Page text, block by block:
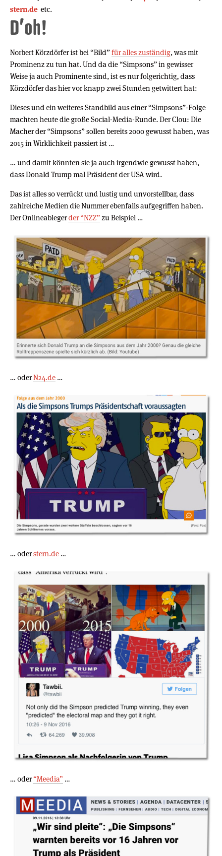
stern.de etc.
D’oh!
Norbert Körzdörfer ist bei “Bild”für alles zuständig, was mit
Prominenz zu tun hat. Und da die “Simpsons” in gewisser
Weise ja auch Prominente sind, ist es nur folgerichtig, dass
Körzdörfer das hier vor knapp zwei Stunden getwittert hat:
Dieses und ein weiteres Standbild aus einer “Simpsons”-Folge
machten heute die große Social-Media-Runde. Der Clou: Die
Macher der “Simpsons” sollen bereits 2000 gewusst haben, was
2015 in Wirklichkeit passiert ist …
… und damit könnten sie ja auch irgendwie gewusst haben,
dass Donald Trump mal Präsident der USA wird.
Das ist alles so verrückt und lustig und unvorstellbar, dass
zahlreiche Medien die Nummer ebenfalls aufgegriffen haben.
Der Onlineablegerder “NZZ”zu Beispiel …
… oderN24.de …
… oderstern.de …
… oder“Meedia” …